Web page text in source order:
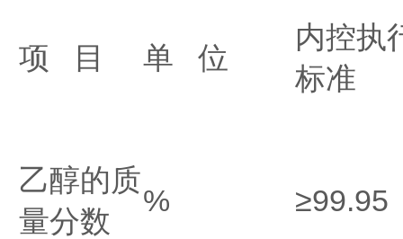
项 目 单 位
内控执
标准
乙醇的质
量分数
%
≥99.95